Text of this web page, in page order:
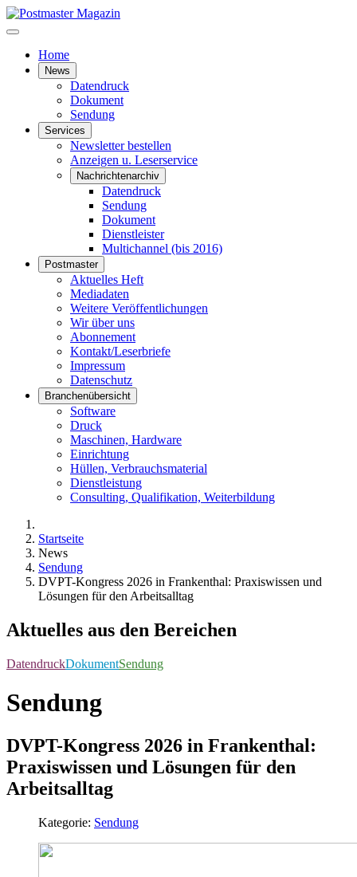
Home
News
Datendruck
Dokument
Sendung
Services
Newsletter bestellen
Anzeigen u. Leserservice
Nachrichtenarchiv
Datendruck
Sendung
Dokument
Dienstleister
Multichannel (bis 2016)
Postmaster
Aktuelles Heft
Mediadaten
Weitere Veröffentlichungen
Wir über uns
Abonnement
Kontakt/Leserbriefe
Impressum
Datenschutz
Branchenübersicht
Software
Druck
Maschinen, Hardware
Einrichtung
Hüllen, Verbrauchsmaterial
Dienstleistung
Consulting, Qualifikation, Weiterbildung
Startseite
News
Sendung
DVPT-Kongress 2026 in Frankenthal: Praxiswissen und
Lösungen für den Arbeitsalltag
Aktuelles aus den Bereichen
DatendruckDokumentSendung
Sendung
DVPT-Kongress 2026 in Frankenthal:
Praxiswissen und Lösungen für den
Arbeitsalltag
Kategorie: Sendung